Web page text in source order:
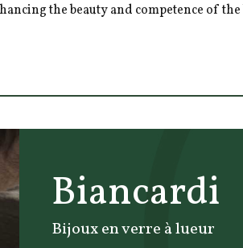
the beauty and competence of
Biancardi
Bijoux en verre à lueur